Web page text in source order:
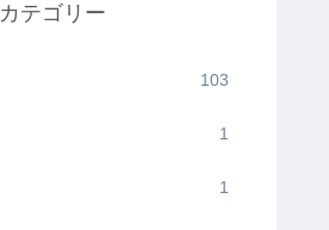
カテゴリー
103
1
1